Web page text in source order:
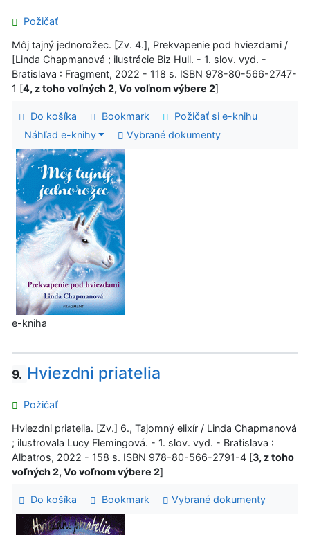
Požičať
Môj tajný jednorožec. [Zv. 4.], Prekvapenie pod hviezdami /
[Linda Chapmanová ; ilustrácie Biz Hull. - 1. slov. vyd. -
Bratislava : Fragment, 2022 - 118 s. ISBN 978-80-566-2747-
1 [4, z toho voľných 2, Vo voľnom výbere 2]
Do košíka Bookmark
Požičať si e-knihu
Náhľad e-knihy
Vybrané dokumenty
e-kniha
9. Hviezdni priatelia
Požičať
Hviezdni priatelia. [Zv.] 6., Tajomný elixír / Linda Chapmanová
; ilustrovala Lucy Flemingová. - 1. slov. vyd. - Bratislava :
Albatros, 2022 - 158 s. ISBN 978-80-566-2791-4 [3, z toho
voľných 2, Vo voľnom výbere 2]
Do košíka Bookmark Vybrané dokumenty